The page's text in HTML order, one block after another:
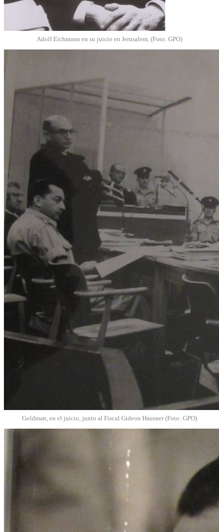
Adolf Eichmann en su juicio en Jerusalem, (Foto: GPO)
Goldman, en el juicio, junto al Fiscal Gideon Hausner (Foto: GPO)